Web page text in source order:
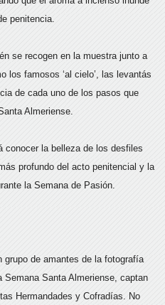
penitencia.
se recogen en la muestra junto a
los famosos ‘al cielo’, las levantás
de cada uno de los pasos que
Almeriense.
conocer la belleza de los desfiles
profundo del acto penitencial y la
la Semana de Pasión.
grupo de amantes de la fotografía
Semana Santa Almeriense, captan
Hermandades y Cofradías. No